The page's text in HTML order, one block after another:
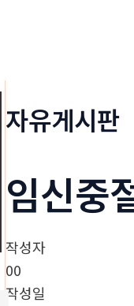
자유게시판
임신중
작성자
00
작성일